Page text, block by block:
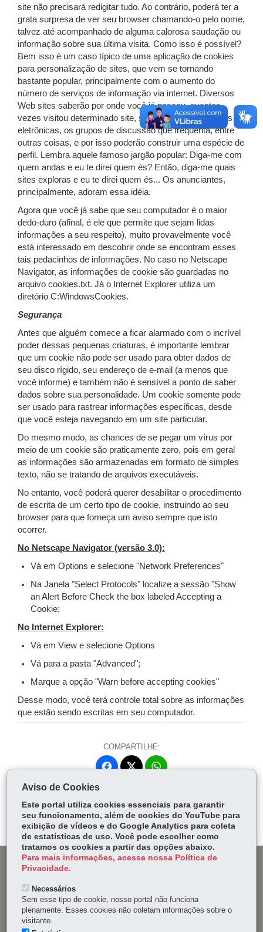
site não precisará redigitar tudo. Ao contrário, poderá ter a
grata surpresa de ver seu browser chamando-o pelo nome,
talvez até acompanhado de alguma calorosa saudação ou
informação sobre sua última visita. Como isso é possível?
Bem isso é um caso típico de uma aplicação de cookies
para personalização de sites, que vem se tornando
bastante popular, principalmente com o aumento do
número de serviços de informação via internet. Diversos
Web sites saberão por onde você já passou, quantas
vezes visitou determinado site, suas últimas transações
eletrônicas, os grupos de discussão que freqüenta, entre
outras coisas, e por isso poderão construir uma espécie de
perfil. Lembra aquele famoso jargão popular: Diga-me com
quem andas e eu te direi quem és? Então, diga-me quais
sites exploras e eu te direi quem és... Os anunciantes,
principalmente, adoram essa idéia.
Agora que você já sabe que seu computador é o maior
dedo-duro (afinal, é ele que permite que sejam lidas
informações a seu respeito), muito provavelmente você
está interessado em descobrir onde se encontram esses
tais pedacinhos de informações. No caso no Netscape
Navigator, as informações de cookie são guardadas no
arquivo cookies.txt. Já o Internet Explorer utiliza um
diretório C:WindowsCookies.
Segurança
Antes que alguém comece a ficar alarmado com o incrível
poder dessas pequenas criaturas, é importante lembrar
que um cookie não pode ser usado para obter dados de
seu disco rígido, seu endereço de e-mail (a menos que
você informe) e também não é sensível a ponto de saber
dados sobre sua personalidade. Um cookie somente pode
ser usado para rastrear informações específicas, desde
que você esteja navegando em um site particular.
Do mesmo modo, as chances de se pegar um vírus por
meio de um cookie são praticamente zero, pois em geral
as informações são armazenadas em formato de simples
texto, não se tratando de arquivos executáveis.
No entanto, você poderá querer desabilitar o procedimento
de escrita de um certo tipo de cookie, instruindo ao seu
browser para que forneça um aviso sempre que isto
ocorrer.
No Netscape Navigator (versão 3.0):
Vá em Options e selecione "Network Preferences"
Na Janela "Select Protocols" localize a sessão "Show
an Alert Before Check the box labeled Accepting a
Cookie;
No Internet Explorer:
Vá em View e selecione Options
Vá para a pasta "Advanced";
Marque a opção "Warn before accepting cookies"
Desse modo, você terá controle total sobre as informações
que estão sendo escritas em seu computador.
COMPARTILHE:
Fa
ok
itt
er
W
Ap
p
DENUNCIE CORRUPÇÃO
OUVIDORIA
Aviso de Cookies
Este portal utiliza cookies essenciais para garantir
seu funcionamento, além de cookies do YouTube para
exibição de vídeos e do Google Analytics para coleta
de estatísticas de uso. Você pode escolher como
tratamos os cookies a partir das opções abaixo.
Para mais informações, acesse nossa Política de
Privacidade.
Necessários
Sem esse tipo de cookie, nosso portal não funciona
plenamente. Esses cookies não coletam informações sobre o
visitante.